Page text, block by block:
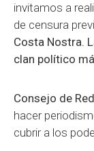
invitamos a
de censura
Costa Nostra.
clan político
Consejo de
hacer
cubrir a los